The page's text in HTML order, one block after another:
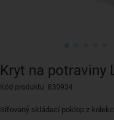
Kryt na potraviny
Kód produktu 830934
Síťovaný skládací poklop z